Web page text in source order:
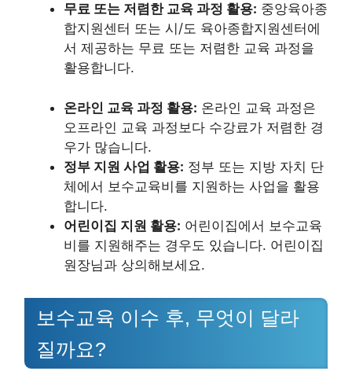
무료 또는 저렴한 교육 과정 활용: 중앙육아종
합지원센터 또는 시/도 육아종합지원센터에
서 제공하는 무료 또는 저렴한 교육 과정을
활용합니다.
온라인 교육 과정 활용: 온라인 교육 과정은
오프라인 교육 과정보다 수강료가 저렴한 경
우가 많습니다.
정부 지원 사업 활용: 정부 또는 지방 자치 단
체에서 보수교육비를 지원하는 사업을 활용
합니다.
어린이집 지원 활용: 어린이집에서 보수교육
비를 지원해주는 경우도 있습니다. 어린이집
원장님과 상의해보세요.
보수교육 이수 후, 무엇이 달라
질까요?